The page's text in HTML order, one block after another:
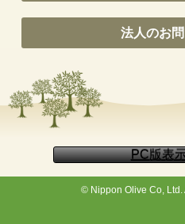
法人のお
© Nippon Olive Co, Ltd.